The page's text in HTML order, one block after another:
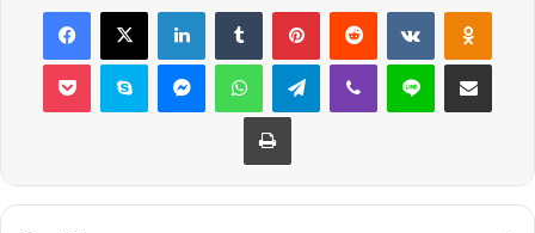
Facebook
X LinkedInTumblr PinterestReddit VKontakte
Pocket Skype MessengerWhatsAppTelegramViber Line E-Posta ile
Yazdır